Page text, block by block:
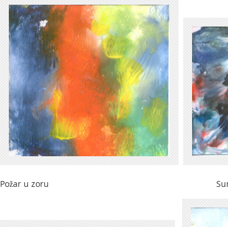
Požar u zoru Sunce